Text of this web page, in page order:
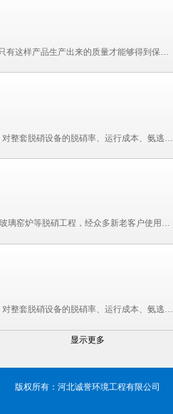
如何选择锅炉脱硝喷枪： 1、选择锅炉脱硝喷枪厂家时一定要查看生产资质，只有这样产品生产出来的质量才能够得到保障。 2、考察厂家的生产流程、公司规模、生产能力，只有厂家能够及时的供货才能够保证市场的货源稳�...
我公司自主研发，生产的高效脱硝喷枪已经广泛应用于工业锅炉，水泥窑炉，玻璃窑炉等脱硝工程，经众多新老客户使用验证，不但为用户大幅度降低了运行成本，氨逃逸远低于国家环保要求，且脱硝率均在75%——95%以上，是目前先进的高效...
HBCY-FE型高效脱硝喷枪是整套脱硝系统的核心部件之一，喷枪性能和质量，对整套脱硝设备的脱硝率、运行成本、氨逃逸等起着决定性作用。 河北诚誉借助多年雾化经验与中国航天精密机械加工厂合作，先进的加工设备、�...
显示更多
版权所有：河北诚誉环境工程有限公司